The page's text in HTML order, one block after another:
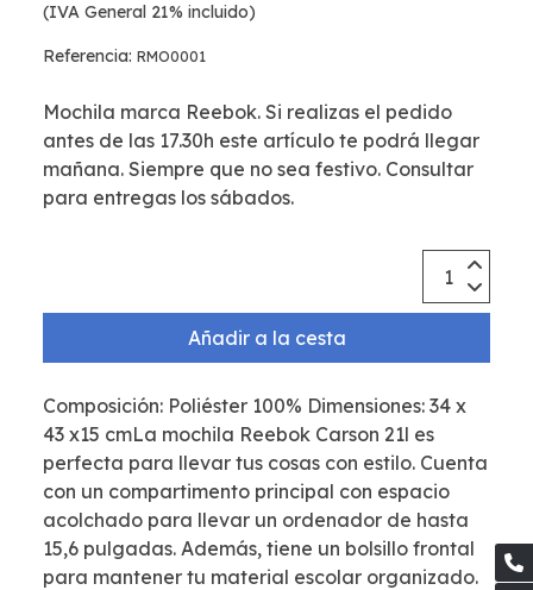
(IVA General 21% incluido)
Referencia: RMO0001
Mochila marca Reebok. Si realizas el pedido
antes de las 17.30h este artículo te podrá llegar
mañana. Siempre que no sea festivo. Consultar
para entregas los sábados.
Añadir a la cesta
Composición: Poliéster 100% Dimensiones: 34 x
43 x15 cmLa mochila Reebok Carson 21l es
perfecta para llevar tus cosas con estilo. Cuenta
con un compartimento principal con espacio
acolchado para llevar un ordenador de hasta
15,6 pulgadas. Además, tiene un bolsillo frontal
para mantener tu material escolar organizado.